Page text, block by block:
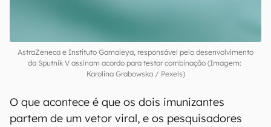
AstraZeneca e Instituto Gamaleya, responsável pelo desenvolvimento
da Sputnik V assinam acordo para testar combinação (Imagem:
Karolina Grabowska / Pexels)
O que acontece é que os dois imunizantes
partem de um vetor viral, e os pesquisadores